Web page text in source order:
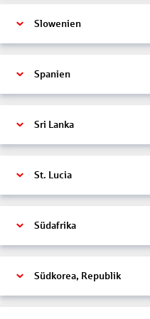
Slowenien
Spanien
Sri Lanka
St. Lucia
Südafrika
Südkorea, Republik